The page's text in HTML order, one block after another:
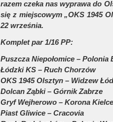
razem czeka nas wyprawa do
się z miejscowym „OKS 1945
22 września.
Komplet par 1/16 PP:
Puszcza Niepołomice – Polonia
Łódzki KS – Ruch Chorzów
OKS 1945 Olsztyn – Widzew
Dolcan Ząbki – Górnik Zabrze
Gryf Wejherowo – Korona Kielce
Piast Gliwice – Cracovia